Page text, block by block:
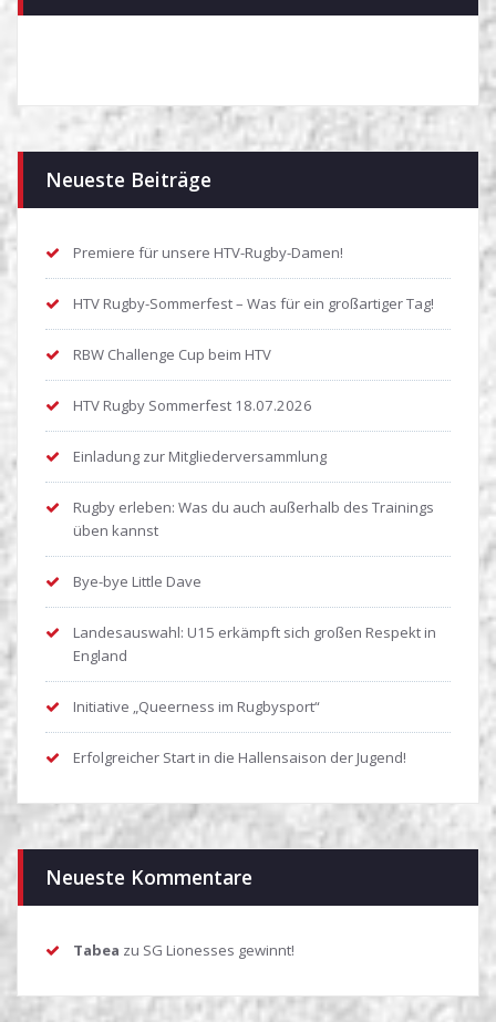
Neueste Beiträge
Premiere für unsere HTV-Rugby-Damen!
HTV Rugby-Sommerfest – Was für ein großartiger Tag!
RBW Challenge Cup beim HTV
HTV Rugby Sommerfest 18.07.2026
Einladung zur Mitgliederversammlung
Rugby erleben: Was du auch außerhalb des Trainings
üben kannst
Bye-bye Little Dave
Landesauswahl: U15 erkämpft sich großen Respekt in
England
Initiative „Queerness im Rugbysport“
Erfolgreicher Start in die Hallensaison der Jugend!
Neueste Kommentare
Tabea zu SG Lionesses gewinnt!